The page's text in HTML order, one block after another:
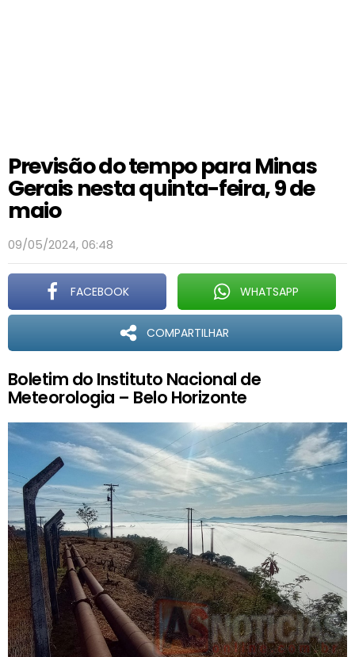
Previsão do tempo para Minas
Gerais nesta quinta-feira, 9 de
maio
09/05/2024, 06:48
FACEBOOK WHATSAPP
COMPARTILHAR
Boletim do Instituto Nacional de
Meteorologia – Belo Horizonte